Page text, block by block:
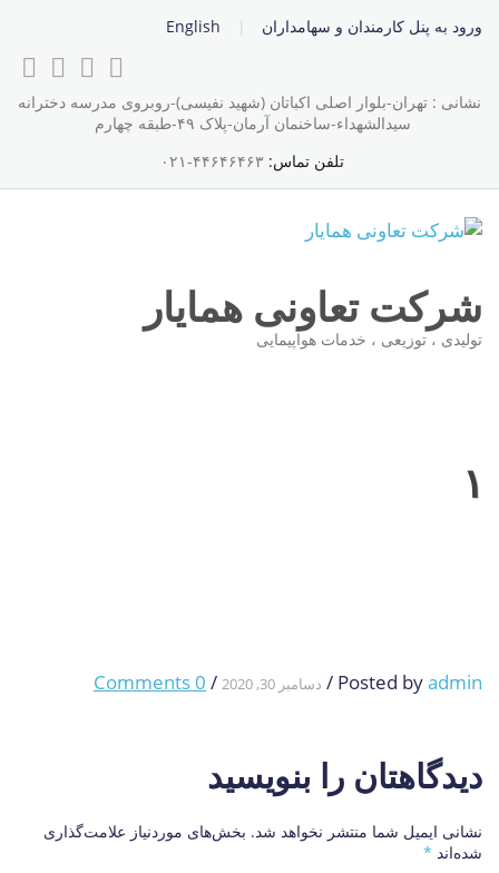
ورود به پنل کارمندان و سهامداران English
نشانی : تهران-بلوار اصلی اکباتان (شهید نفیسی)-روبروی مدرسه دخترانه
سیدالشهداء-ساخنمان آرمان-پلاک ۴۹-طبقه چهارم
تلفن تماس: ۴۴۶۴۶۴۶۳-۰۲۱
شرکت تعاونی همایار
تولیدی ، توزیعی ، خدمات هواپیمایی
۱
Posted byadmin
/ دسامبر 30, 2020 /
0 Comments
دیدگاهتان را بنویسید
نشانی ایمیل شما منتشر نخواهد شد. بخش‌های موردنیاز علامت‌گذاری
شده‌اند *